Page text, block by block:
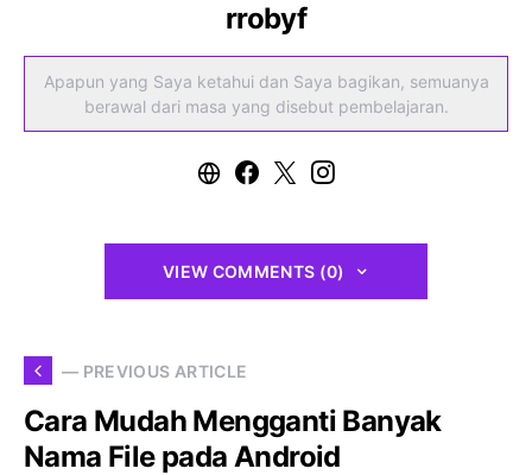
rrobyf
Apapun yang Saya ketahui dan Saya bagikan, semuanya
berawal dari masa yang disebut pembelajaran.
VIEW COMMENTS (0)
— PREVIOUS ARTICLE
Cara Mudah Mengganti Banyak
Nama File pada Android